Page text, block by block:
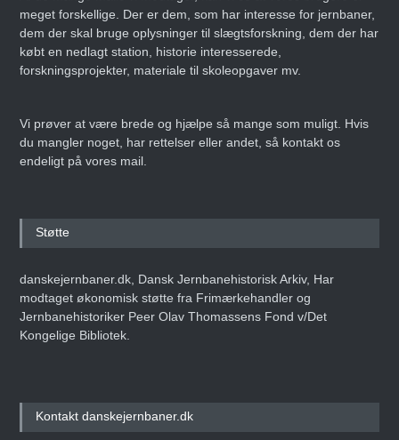
meget forskellige. Der er dem, som har interesse for jernbaner,
dem der skal bruge oplysninger til slægtsforskning, dem der har
købt en nedlagt station, historie interesserede,
forskningsprojekter, materiale til skoleopgaver mv.
Vi prøver at være brede og hjælpe så mange som muligt. Hvis
du mangler noget, har rettelser eller andet, så kontakt os
endeligt på vores mail.
Støtte
danskejernbaner.dk, Dansk Jernbanehistorisk Arkiv, Har
modtaget økonomisk støtte fra Frimærkehandler og
Jernbanehistoriker Peer Olav Thomassens Fond v/Det
Kongelige Bibliotek.
Kontakt danskejernbaner.dk